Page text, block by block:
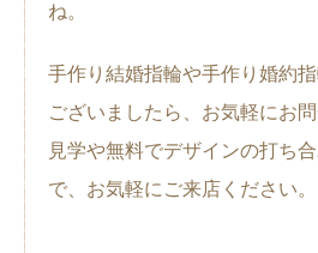
ね。
手作り結婚指輪や手作り婚約
ございましたら、お気軽にお
見学や無料でデザインの打ち
で、お気軽にご来店ください。